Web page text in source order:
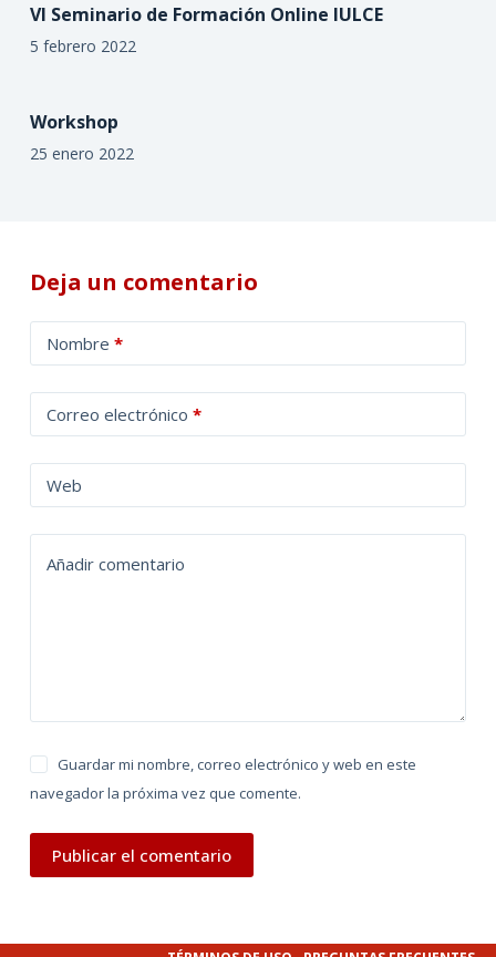
VI Seminario de Formación Online IULCE
5 febrero 2022
Workshop
25 enero 2022
Deja un comentario
Nombre *
Correo electrónico *
Web
Añadir comentario
Guardar mi nombre, correo electrónico y web en este
navegador la próxima vez que comente.
Publicar el comentario
l
t
a
t